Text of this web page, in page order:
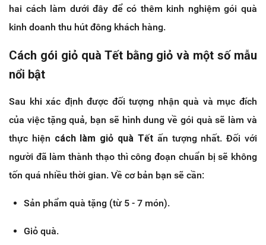
hai cách làm dưới đây để có thêm kinh nghiệm gói quà
kinh doanh thu hút đông khách hàng.
Cách gói giỏ quà Tết bằng giỏ và một số mẫu
nổi bật
Sau khi xác định được đối tượng nhận quà và mục đích
của việc tặng quả, bạn sẽ hình dung về gói quà sẽ làm và
thực hiện cách làm giỏ quà Tếtấn tượng nhất. Đối với
người đã làm thành thạo thì công đoạn chuẩn bị sẽ không
tốn quá nhiều thời gian. Về cơ bản bạn sẽ cần:
Sản phẩm quà tặng (từ 5 - 7 món).
Giỏ quà.